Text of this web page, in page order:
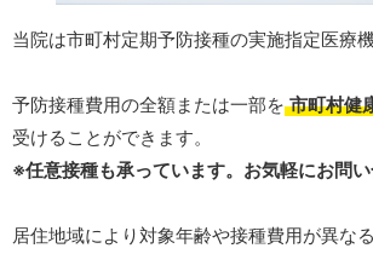
当院は市町村定期予防接種の実施指定医療機
予防接種費用の全額または一部を 市町村健
受けることができます。
※任意接種も承っています。お気軽にお問い
居住地域により対象年齢や接種費用が異な